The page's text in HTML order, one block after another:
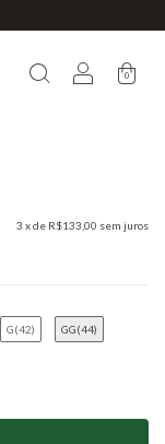
0
3 x de R$133,00 sem juros
G(42) GG(44)